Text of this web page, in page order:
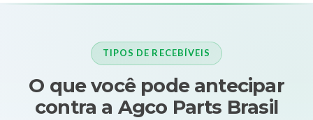
TIPOS DE RECEBÍVEIS
O que você pode antecipar
contra a Agco Parts Brasil